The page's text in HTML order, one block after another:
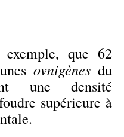
que 62
ovnigènesdu
une densité
supérieure à